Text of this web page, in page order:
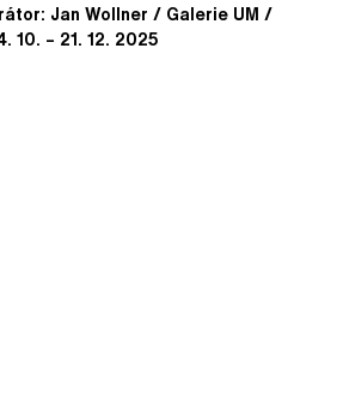
Jan Wollner / Galerie UM /
10. – 21. 12. 2025